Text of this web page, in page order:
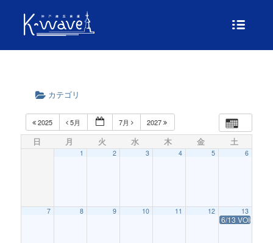
カテゴリ
2025 5月 7月 2027
日 月 火 水 木 金 土
1 2 3 4 5 6
7 8 9 10 11 12 13
6/13 VOICE